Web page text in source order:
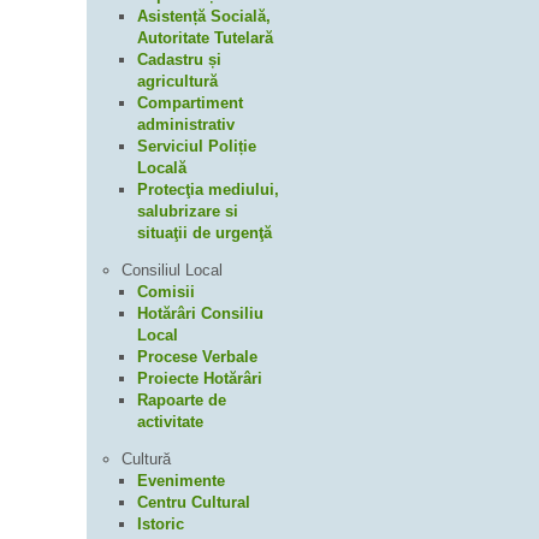
Asistență Socială,
Autoritate Tutelară
Cadastru și
agricultură
Compartiment
administrativ
Serviciul Poliție
Locală
Protecţia mediului,
salubrizare si
situaţii de urgenţă
Consiliul Local
Comisii
Hotărâri Consiliu
Local
Procese Verbale
Proiecte Hotărâri
Rapoarte de
activitate
Cultură
Evenimente
Centru Cultural
Istoric